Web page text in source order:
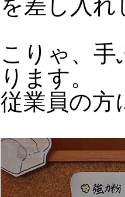
を差し入
こりゃ、
ります。
従業員の方